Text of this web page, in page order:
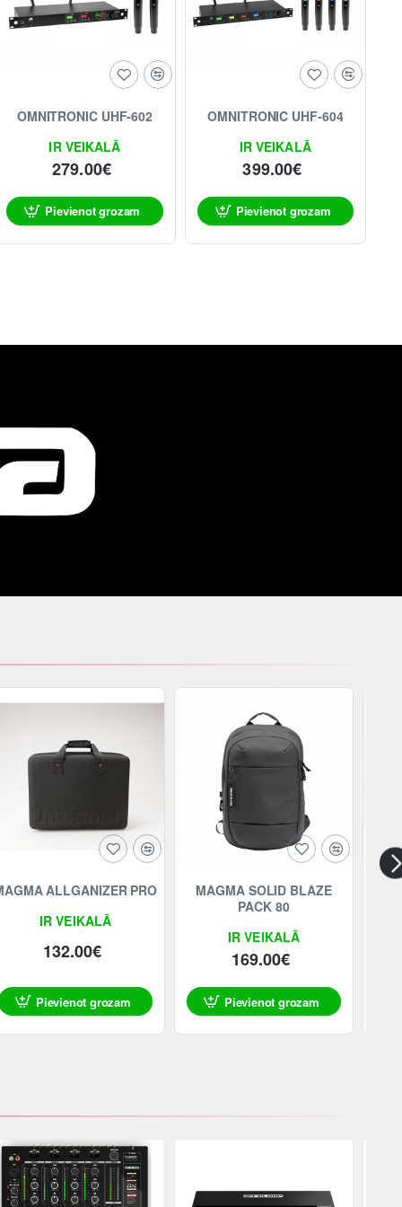
IR VEIKALĀ
OMNITRONIC UHF-602
279.00€
Pievienot grozam
IR VEIKALĀ
OMNITRONIC UHF-604
399.00€
Pievienot grozam
IR VEIKALĀ
ALLGANIZER PRO
132.00€
Pievienot grozam
IR VEIKALĀ
MAGMA SOLID BLAZE
PACK 80
169.00€
Pievienot grozam